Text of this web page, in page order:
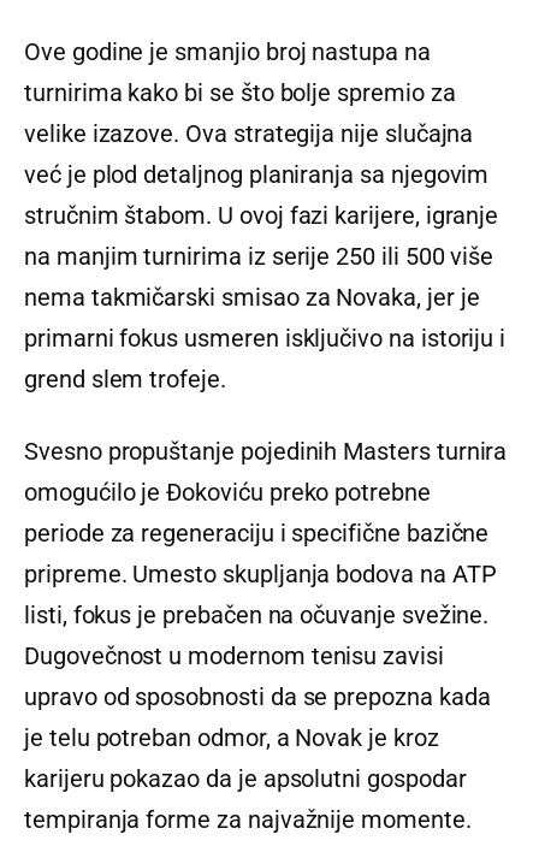
Ove godine je smanjio broj nastupa na
turnirima kako bi se što bolje spremio za
velike izazove. Ova strategija nije slučajna
već je plod detaljnog planiranja sa njegovim
stručnim štabom. U ovoj fazi karijere, igranje
na manjim turnirima iz serije 250 ili 500 više
nema takmičarski smisao za Novaka, jer je
primarni fokus usmeren isključivo na istoriju i
grend slem trofeje.
Svesno propuštanje pojedinih Masters turnira
omogućilo je Đokoviću preko potrebne
periode za regeneraciju i specifične bazične
pripreme. Umesto skupljanja bodova na ATP
listi, fokus je prebačen na očuvanje svežine.
Dugovečnost u modernom tenisu zavisi
upravo od sposobnosti da se prepozna kada
je telu potreban odmor, a Novak je kroz
karijeru pokazao da je apsolutni gospodar
tempiranja forme za najvažnije momente.